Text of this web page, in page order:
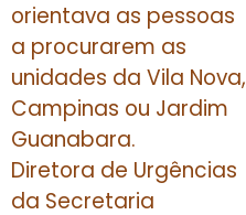
orientava as pessoas
a procurarem as
unidades da Vila Nova,
Campinas ou Jardim
Guanabara.
Diretora de Urgências
da Secretaria